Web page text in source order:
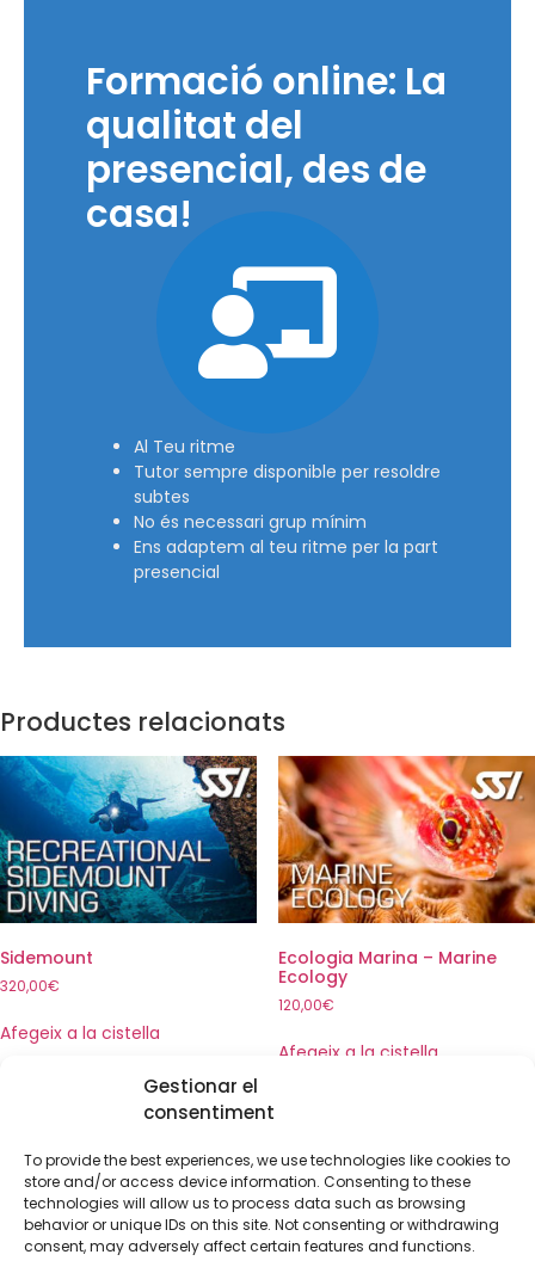
Gestionar el
consentiment
To provide the best experiences, we use technologies like cookies to
store and/or access device information. Consenting to these
technologies will allow us to process data such as browsing
behavior or unique IDs on this site. Not consenting or withdrawing
consent, may adversely affect certain features and functions.
Formació online: La
qualitat del
presencial, des de
casa!
Al Teu ritme
Tutor sempre disponible per resoldre
subtes
No és necessari grup mínim
Ens adaptem al teu ritme per la part
presencial
Productes relacionats
Sidemount
320,00€
Afegeix a la cistella
Ecologia Marina – Marine
Ecology
120,00€
Afegeix a la cistella